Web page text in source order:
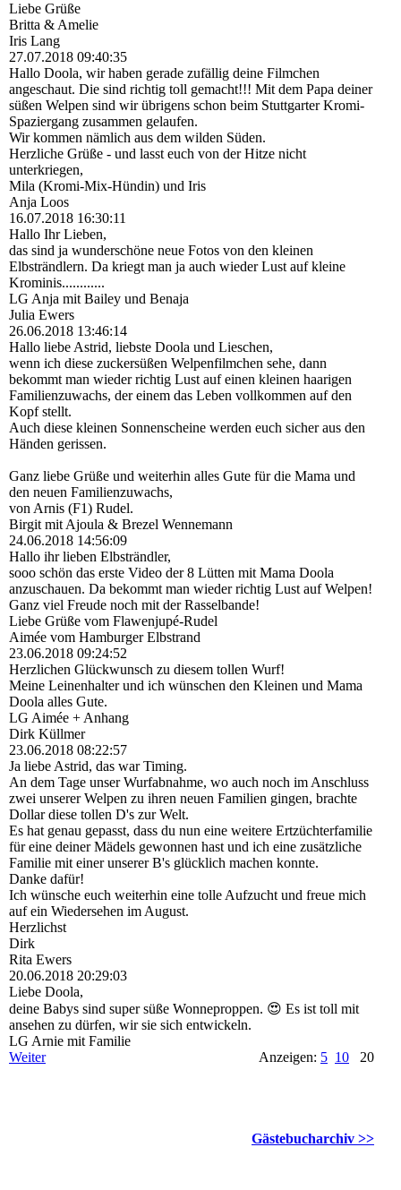
Liebe Grüße
Britta & Amelie
Iris Lang
27.07.2018 09:40:35
Hallo Doola, wir haben gerade zufällig deine Filmchen
angeschaut. Die sind richtig toll gemacht!!! Mit dem Papa deiner
süßen Welpen sind wir übrigens schon beim Stuttgarter Kromi-
Spaziergang zusammen gelaufen.
Wir kommen nämlich aus dem wilden Süden.
Herzliche Grüße - und lasst euch von der Hitze nicht
unterkriegen,
Mila (Kromi-Mix-Hündin) und Iris
Anja Loos
16.07.2018 16:30:11
Hallo Ihr Lieben,
das sind ja wunderschöne neue Fotos von den kleinen
Elbsträndlern. Da kriegt man ja auch wieder Lust auf kleine
Krominis............
LG Anja mit Bailey und Benaja
Julia Ewers
26.06.2018 13:46:14
Hallo liebe Astrid, liebste Doola und Lieschen,
wenn ich diese zuckersüßen Welpenfilmchen sehe, dann
bekommt man wieder richtig Lust auf einen kleinen haarigen
Familienzuwachs, der einem das Leben vollkommen auf den
Kopf stellt.
Auch diese kleinen Sonnenscheine werden euch sicher aus den
Händen gerissen.
Ganz liebe Grüße und weiterhin alles Gute für die Mama und
den neuen Familienzuwachs,
von Arnis (F1) Rudel.
Birgit mit Ajoula & Brezel Wennemann
24.06.2018 14:56:09
Hallo ihr lieben Elbsträndler,
sooo schön das erste Video der 8 Lütten mit Mama Doola
anzuschauen. Da bekommt man wieder richtig Lust auf Welpen!
Ganz viel Freude noch mit der Rasselbande!
Liebe Grüße vom Flawenjupé-Rudel
Aimée vom Hamburger Elbstrand
23.06.2018 09:24:52
Herzlichen Glückwunsch zu diesem tollen Wurf!
Meine Leinenhalter und ich wünschen den Kleinen und Mama
Doola alles Gute.
LG Aimée + Anhang
Dirk Küllmer
23.06.2018 08:22:57
Ja liebe Astrid, das war Timing.
An dem Tage unser Wurfabnahme, wo auch noch im Anschluss
zwei unserer Welpen zu ihren neuen Familien gingen, brachte
Dollar diese tollen D's zur Welt.
Es hat genau gepasst, dass du nun eine weitere Ertzüchterfamilie
für eine deiner Mädels gewonnen hast und ich eine zusätzliche
Familie mit einer unserer B's glücklich machen konnte.
Danke dafür!
Ich wünsche euch weiterhin eine tolle Aufzucht und freue mich
auf ein Wiedersehen im August.
Herzlichst
Dirk
Rita Ewers
20.06.2018 20:29:03
Liebe Doola,
deine Babys sind super süße Wonneproppen. 😍 Es ist toll mit
ansehen zu dürfen, wir sie sich entwickeln.
LG Arnie mit Familie
Weiter
Anzeigen: 5 10 20
Gästebucharchiv >>